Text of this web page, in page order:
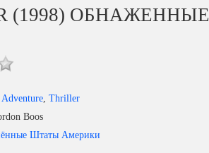
(1998) ОБНАЖЕННЫЕ
Adventure, Thriller
Boos
Штаты Америки